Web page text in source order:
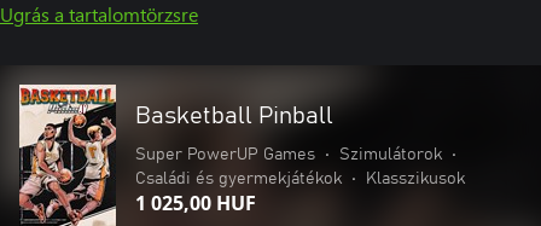
Ugrás a tartalomtörzsre
Basketball Pinball
Super PowerUP Games • Szimulátorok
•
Családi és gyermekjátékok
• Klasszikusok
1 025,00 HUF